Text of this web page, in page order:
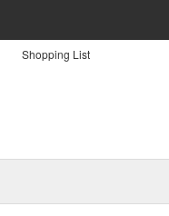
Shopping List